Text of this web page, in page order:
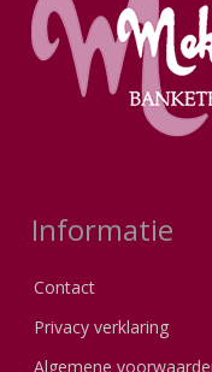
Informatie
Contact
Privacy verklaring
Algemene